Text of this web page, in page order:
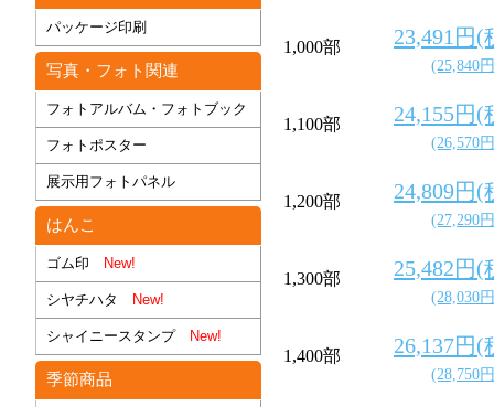
1,000部 23,491円(
(25,840
1,100部 24,155円(
(26,570
1,200部 24,809円(
(27,290
1,300部 25,482円(
(28,030
1,400部 26,137円(
(28,750
パッケージ印刷
写真・フォト関連
フォトアルバム・フォトブック
フォトポスター
展示用フォトパネル
はんこ
ゴム印 New!
シヤチハタ New!
シャイニースタンプNew!
季節商品